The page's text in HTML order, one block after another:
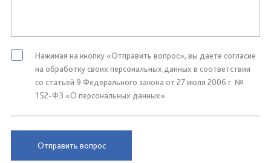
Нажимая на кнопку «Отправить вопрос», вы даете согласие
на обработку своих персональных данных в соответствии
со статьей 9 Федерального закона от 27 июля 2006 г. №
152-ФЗ «О персональных данных»
Отправить вопрос